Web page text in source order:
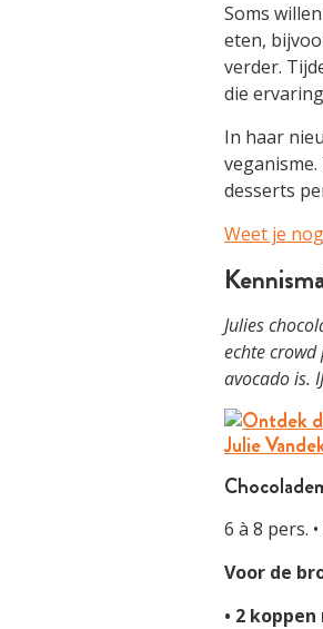
Soms
eten,
verder.
die
In haar
desserts
Weet je
Julies
echte
avocado is.
6 à 8 pers.
Voor de
• 2